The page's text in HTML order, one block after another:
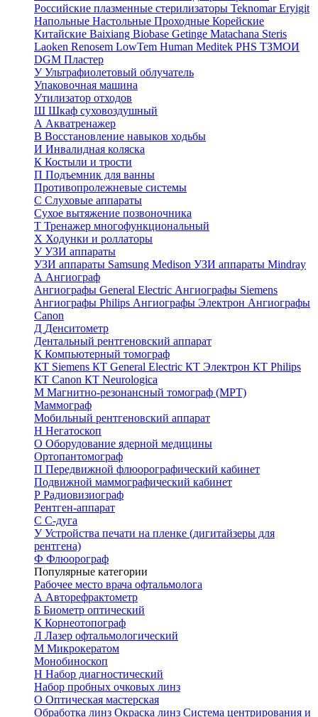
Российские плазменные стерилизаторы TeknomarEryigit
Напольные Настольные Проходные Корейские
Китайские Baixiang Biobase Getinge Matachana Steris
Laoken Renosem LowTem Human Meditek PHS ТЗМОИ
DGM Пластер
УУльтрафиолетовый облучатель
Упаковочная машина
Утилизатор отходов
Ш Шкаф суховоздушный
А Акватренажер
В Восстановление навыков ходьбы
И Инвалидная коляска
К Костыли и трости
П Подъемник для ванны
Противопролежневые системы
С Слуховые аппараты
Сухое вытяжение позвоночника
Т Тренажер многофункциональный
Х Ходунки и роллаторы
УУЗИ аппараты
УЗИ аппараты Samsung Medison УЗИ аппараты Mindray
А Ангиограф
Ангиографы General Electric Ангиографы Siemens
Ангиографы Philips Ангиографы Электрон Ангиографы
Canon
Д Денситометр
Дентальный рентгеновский аппарат
К Компьютерный томограф
КТ Siemens КТ General Electric КТ Электрон КТ Philips
КТ Canon КТ Neurologica
М Магнитно-резонансный томограф (МРТ)
Маммограф
Мобильный рентгеновский аппарат
Н Негатоскоп
О Оборудование ядерной медицины
Ортопантомограф
П Передвижной флюорографический кабинет
Подвижной маммографический кабинет
Р Радиовизиограф
Рентген-аппарат
С С-дуга
УУстройства печати на пленке (дигитайзеры для
рентгена)
Ф Флюорограф
Популярные категории
Рабочее место врача офтальмолога
А Авторефрактометр
Б Биометр оптический
К Корнеотопограф
Л Лазер офтальмологический
М Микрокератом
Монобиноскоп
Н Набор диагностический
Набор пробных очковых линз
О Оптическая мастерская
Обработка линз Окраска линз Система центрирования и